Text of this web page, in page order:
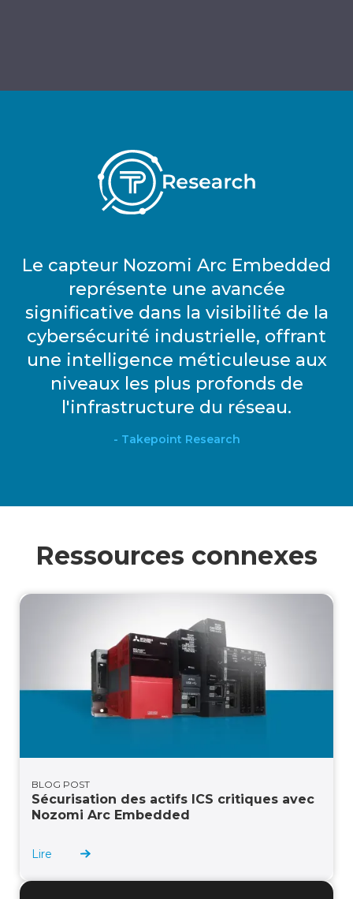
Le capteur Nozomi Arc Embedded
représente une avancée
significative dans la visibilité de la
cybersécurité industrielle, offrant
une intelligence méticuleuse aux
niveaux les plus profonds de
l'infrastructure du réseau.
- Takepoint Research
Ressources connexes
BLOG POST
Sécurisation des actifs ICS critiques avec
Nozomi Arc Embedded
Lire